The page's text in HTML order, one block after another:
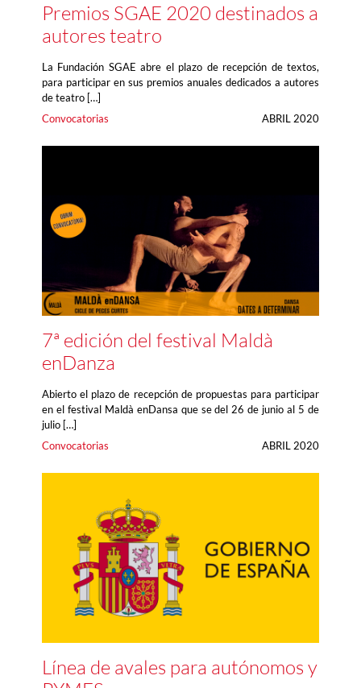
Premios SGAE 2020 destinados a
autores teatro
La Fundación SGAE abre el plazo de recepción de textos,
para participar en sus premios anuales dedicados a autores
de teatro […]
Convocatorias
ABRIL 2020
7ª edición del festival Maldà
enDanza
Abierto el plazo de recepción de propuestas para participar
en el festival Maldà enDansa que se del 26 de junio al 5 de
julio […]
Convocatorias
ABRIL 2020
Línea de avales para autónomos y